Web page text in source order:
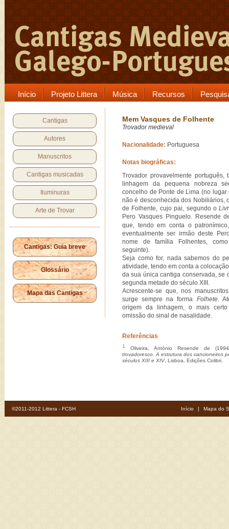
Início Projeto Littera Música Recursos
Cantigas
Autores
Manuscritos
Cantigas musicadas
Iluminuras
Arte de Trovar
Cantigas: Guia breve
Glossário
Mapa das Cantigas
Mem Vasques de Folhente
Trovador medieval
Nacionalidade: Portuguesa
Notas biográficas:
Trovador provavelmente
linhagem da pequena nobreza
concelho de Ponte de Lima (no lugar
não é desconhecida dos Nobiliários,
de Folhente, cujo pai, segundo o
Pero Vasques Pinguelo. Resende
que, tendo em conta o
eventualmente ser irmão deste
nome de família Folhentes,
seguinte).
Seja como for, nada sabemos do
atividade, tendo em conta a
da sua única cantiga conservada, se
segunda metade do século XIII.
Acrescente-se que, nos
surge sempre na forma Folhete.
origem da linhagem, o mais
omissão do sinal de nasalidade.
Referências
1
Oliveira, António Resende de
trovadoresco. A estrutura dos cancioneiros
séculos XIII e XIV, Lisboa, Edições Colibri.
©2011-2012 Littera - FCSH Início | Mapa do